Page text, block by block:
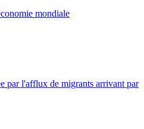
mondiale
par l'afflux de migrants arrivant par